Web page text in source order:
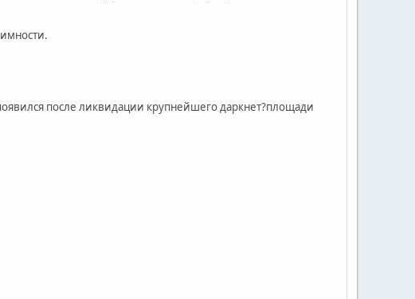
после ликвидации крупнейшего даркнет?площади